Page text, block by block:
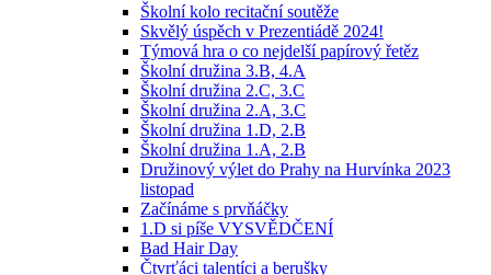
Školní kolo recitační soutěže
Skvělý úspěch v Prezentiádě 2024!
Týmová hra o co nejdelší papírový řetěz
Školní družina 3.B, 4.A
Školní družina 2.C, 3.C
Školní družina 2.A, 3.C
Školní družina 1.D, 2.B
Školní družina 1.A, 2.B
Družinový výlet do Prahy na Hurvínka 2023
listopad
Začínáme s prvňáčky
1.D si píše VYSVĚDČENÍ
Bad Hair Day
Čtvrťáci talentíci a berušky